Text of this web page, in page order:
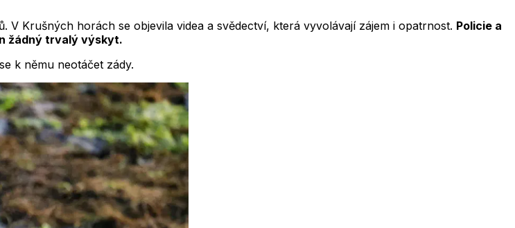
Krušných horách se objevila videa a svědectví, která vyvolávají zájem i opatrnost. Policie a
žádný trvalý výskyt.
k němu neotáčet zády.